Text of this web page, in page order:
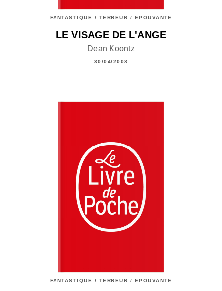
FANTASTIQUE / TERREUR / EPOUVANTE
LE VISAGE DE L'ANGE
Dean Koontz
30/04/2008
FANTASTIQUE / TERREUR / EPOUVANTE